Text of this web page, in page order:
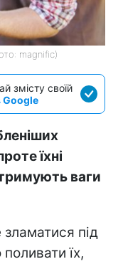
magnific)
змісту своїй
Google
їхні
ваги
під
їх,